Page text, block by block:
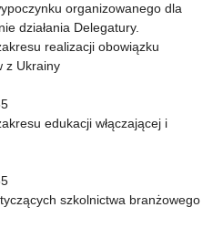
organizowanego dla
działania Delegatury.
realizacji obowiązku
z Ukrainy
edukacji włączającej i
szkolnictwa branżowego